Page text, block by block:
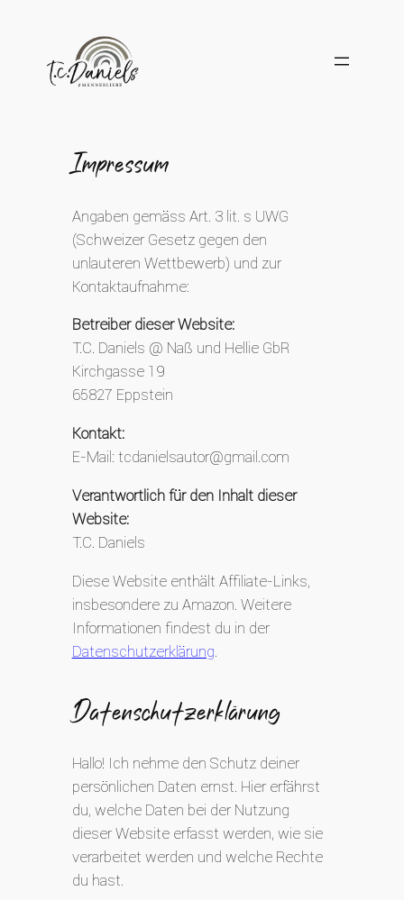
springen
Impressum
Angaben gemäss Art. 3 lit. s UWG
(Schweizer Gesetz gegen den
unlauteren Wettbewerb) und zur
Kontaktaufnahme:
Betreiber dieser Website:
T.C. Daniels @ Naß und Hellie GbR
Kirchgasse 19
65827 Eppstein
Kontakt:
E-Mail: tcdanielsautor@gmail.com
Verantwortlich für den Inhalt dieser
Website:
T.C. Daniels
Diese Website enthält Affiliate-Links,
insbesondere zu Amazon. Weitere
Informationen findest du in der
Datenschutzerklärung.
Datenschutzerklärung
Hallo! Ich nehme den Schutz deiner
persönlichen Daten ernst. Hier erfährst
du, welche Daten bei der Nutzung
dieser Website erfasst werden, wie sie
verarbeitet werden und welche Rechte
du hast.